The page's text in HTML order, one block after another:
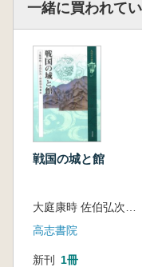
一緒に買われて
戦国の城と館
高志書院
新刊 1冊